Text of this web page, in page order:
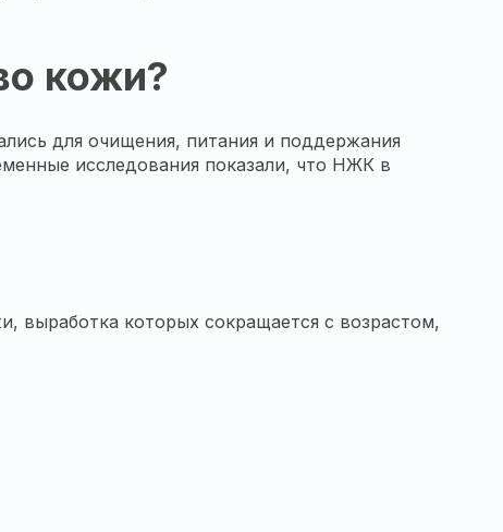
кожи?
для очищения, питания и поддержания
исследования показали, что НЖК в
выработка которых сокращается с возрастом,